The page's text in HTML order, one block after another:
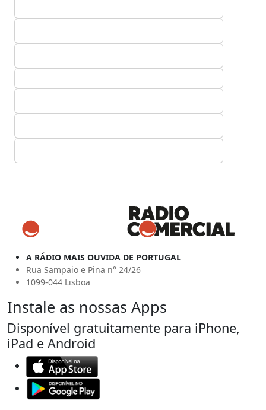
A RÁDIO MAIS OUVIDA DE PORTUGAL
Rua Sampaio e Pina n° 24/26
1099-044 Lisboa
Instale as nossas Apps
Disponível gratuitamente para iPhone,
iPad e Android